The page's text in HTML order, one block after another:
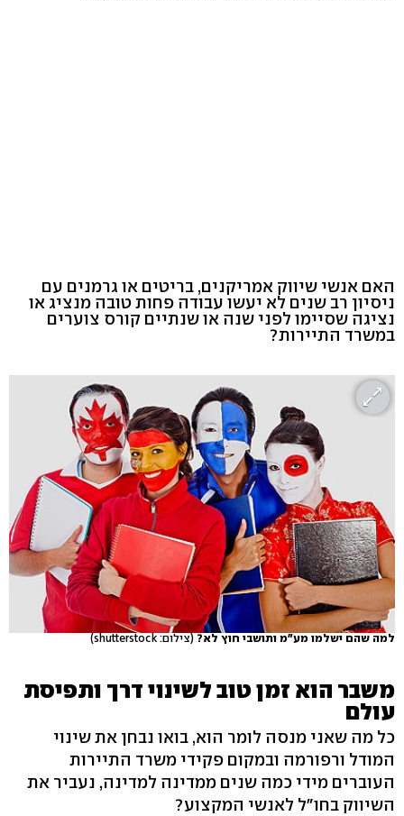
האם אנשי שיווק אמריקנים, בריטים או גרמנים עם
ניסיון רב שנים לא יעשו עבודה פחות טובה מנציג או
נציגה שסיימו לפני שנה או שנתיים קורס צוערים
במשרד התיירות?
למה שהם ישלמו מע"מ ותושבי חוץ לא?(צילום: shutterstock)
משבר הוא זמן טוב לשינוי דרך ותפיסת
עולם
כל מה שאני מנסה לומר הוא, בואו נבחן את שינוי
המודל ורפורמה ובמקום פקידי משרד התיירות
העוברים מידי כמה שנים ממדינה למדינה, נעביר את
השיווק בחו"ל לאנשי המקצוע?